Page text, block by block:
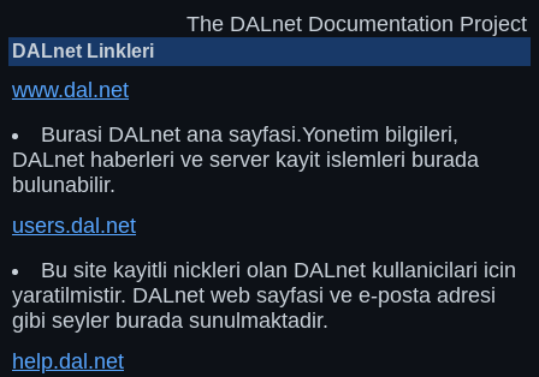
The DALnet Documentation Project
DALnet Linkleri
www.dal.net
Burasi DALnet ana sayfasi.Yonetim bilgileri,
DALnet haberleri ve server kayit islemleri burada
bulunabilir.
users.dal.net
Bu site kayitli nickleri olan DALnet kullanicilari icin
yaratilmistir. DALnet web sayfasi ve e-posta adresi
gibi seyler burada sunulmaktadir.
help.dal.net